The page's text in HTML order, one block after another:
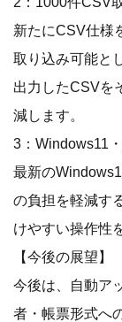
新たにCSV仕様
取り込み可能と
出力したCSVを
減します。
3：Windows11
最新の
の負担を軽減す
けやすい操作性
【今後の展望】
今後は、自動ア
者・帳票形式へ